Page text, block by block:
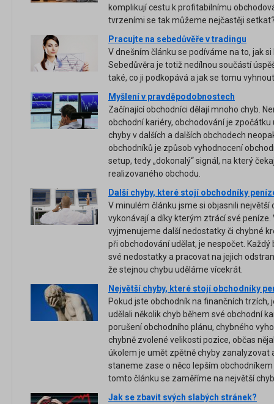
komplikují cestu k profitabilnímu
tvrzeními se tak můžeme nejčastěji
Pracujte na sebedůvěře v tradingu
V dnešním článku se podíváme na to, jak
Sebedůvěra je totiž nedílnou součástí
také, co ji podkopává a jak se tomu
Myšlení v pravděpodobnostech
Začínající obchodníci dělají mnoho chyb.
obchodní kariéry, obchodování je zpočátku
chyby v dalších a dalších obchodech
obchodníků je způsob vyhodnocení
setup, tedy „dokonalý“ signál, na který
realizovaného obchodu.
Další chyby, které stojí obchodníky
V minulém článku jsme si objasnili největší
vykonávají a díky kterým ztrácí své
vyjmenujeme další nedostatky či chybné
při obchodování udělat, je nespočet.
své nedostatky a pracovat na jejich
že stejnou chybu uděláme vícekrát.
Největší chyby, které stojí obchodníky
Pokud jste obchodník na finančních trzích,
udělali několik chyb během své obchodní
porušení obchodního plánu, chybného
chybně zvolené velikosti pozice, občas
úkolem je umět zpětně chyby zanalyzovat
staneme zase o něco lepším
tomto článku se zaměříme na největší
Jak se zbavit svých slabých stránek?